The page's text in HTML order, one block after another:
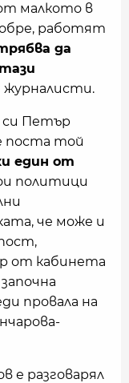
малкото в
работят
да
журналисти.
си Петър
поста той
един от
политици
че може и
от кабинета
провала на
е разговарял